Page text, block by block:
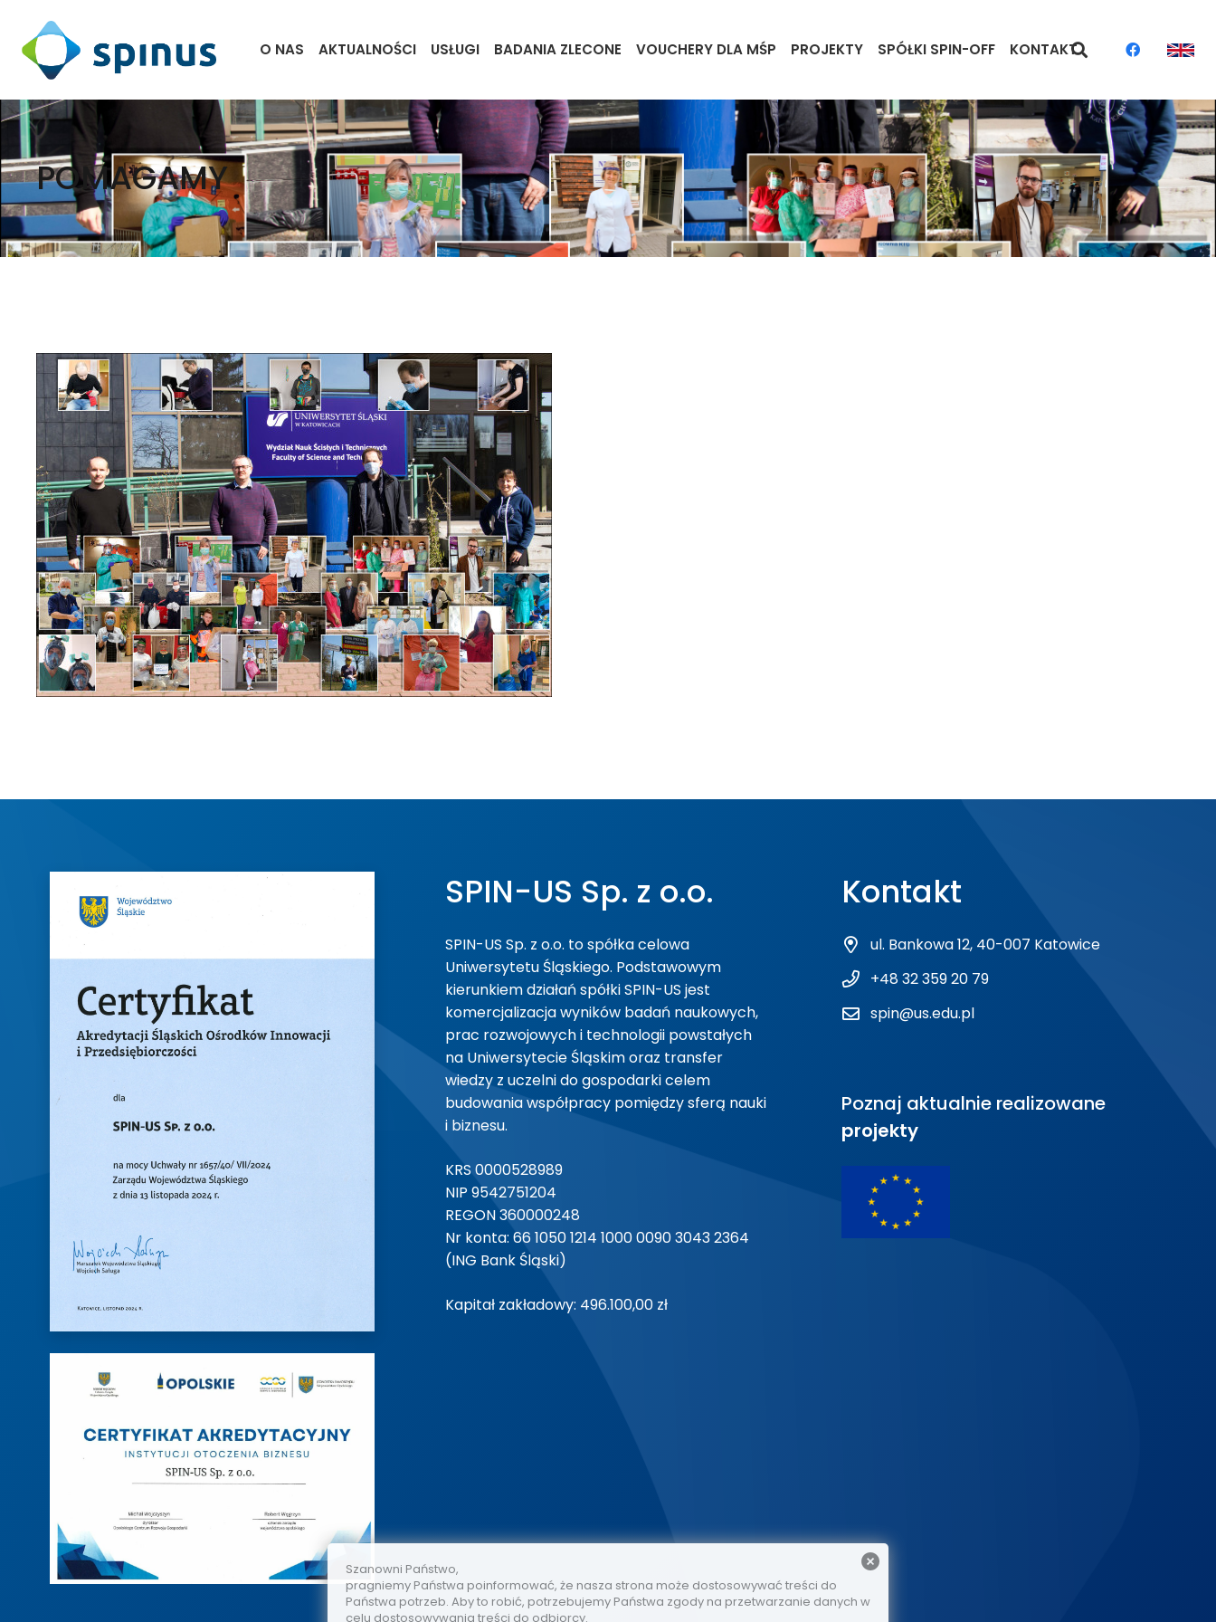
O NAS AKTUALNOŚCI USŁUGI BADANIA ZLECONE VOUCHERY DLA MŚP PROJEKTY SPÓŁKI SPIN-OFF KONTAKT
POMAGAMY
SPIN-US Sp. z o.o.
SPIN-US Sp. z o.o. to spółka celowa
Uniwersytetu Śląskiego. Podstawowym
kierunkiem działań spółki SPIN-US jest
komercjalizacja wyników badań naukowych,
prac rozwojowych i technologii powstałych
na Uniwersytecie Śląskim oraz transfer
wiedzy z uczelni do gospodarki celem
budowania współpracy pomiędzy sferą nauki
i biznesu.
KRS 0000528989
NIP 9542751204
REGON 360000248
Nr konta: 66 1050 1214 1000 0090 3043 2364
(ING Bank Śląski)
Kapitał zakładowy: 496.100,00 zł
Kontakt
ul. Bankowa 12, 40-007 Katowice
+48 32 359 20 79
spin@us.edu.pl
Poznaj aktualnie realizowane
projekty
Szanowni Państwo,
pragniemy Państwa poinformować, że nasza strona może dostosowywać treści do
Państwa potrzeb. Aby to robić, potrzebujemy Państwa zgody na przetwarzanie danych w
celu dostosowywania treści do odbiorcy.